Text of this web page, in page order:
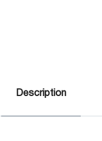
Description